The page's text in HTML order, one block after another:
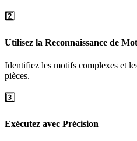
2️⃣
Utilisez la Reconnaissance de
Identifiez les motifs complexes et
pièces.
3️⃣
Exécutez avec Précision